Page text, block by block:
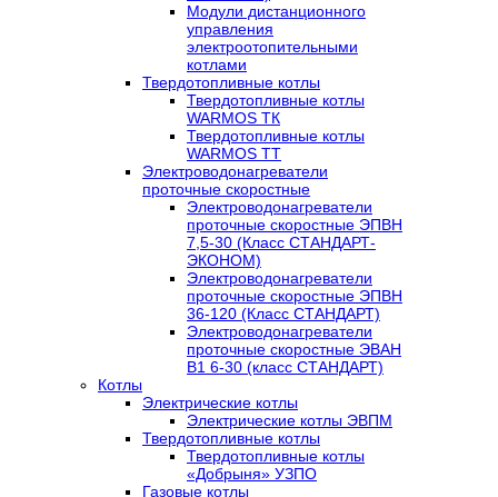
Модули дистанционного
управления
электроотопительными
котлами
Твердотопливные котлы
Твердотопливные котлы
WARMOS TК
Твердотопливные котлы
WARMOS TT
Электроводонагреватели
проточные скоростные
Электроводонагреватели
проточные скоростные ЭПВН
7,5-30 (Класс СТАНДАРТ-
ЭКОНОМ)
Электроводонагреватели
проточные скоростные ЭПВН
36-120 (Класс СТАНДАРТ)
Электроводонагреватели
проточные скоростные ЭВАН
В1 6-30 (класс СТАНДАРТ)
Котлы
Электрические котлы
Электрические котлы ЭВПМ
Твердотопливные котлы
Твердотопливные котлы
«Добрыня» УЗПО
Газовые котлы